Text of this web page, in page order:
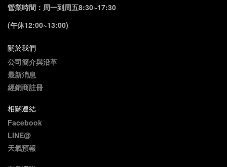
營業時間：周一到周五8:30~17:30
(午休12:00~13:00)
關於我們
公司簡介與沿革
最新消息
經銷商註冊
相關連結
Facebook
LINE@
天氣預報